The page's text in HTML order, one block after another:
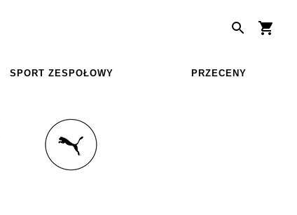
SPORT ZESPOŁOWY PRZECENY